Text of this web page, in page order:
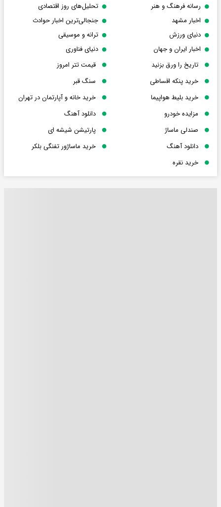
رسانه فرهنگ و هنر
تحلیل‌های روز اقتصادی
اخبار مشهد
جنجالی‌ترین اخبار حوادث
دنیای ورزش
ترانه و موسیقی
اخبار ایران و جهان
دنیای فناوری
تاریخ را ورق بزنید
قیمت تتر امروز
خرید پنکه اقساطی
سنگ قبر
خرید بلیط هواپیما
خرید خانه و آپارتمان در تهران
مزایده خودرو
دانلود آهنگ
صندلی ماساژ
پارتیشن شیشه ای
دانلود آهنگ
خرید ماساژور تفنگی بلکر
خرید نقره